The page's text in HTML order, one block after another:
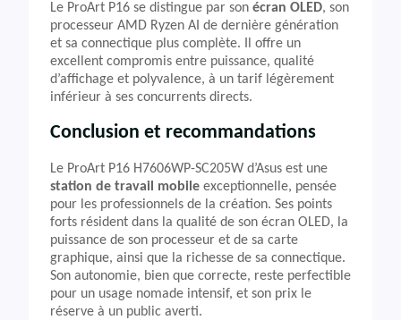
Le ProArt P16 se distingue par son écran OLED, son
processeur AMD Ryzen AI de dernière génération
et sa connectique plus complète. Il offre un
excellent compromis entre puissance, qualité
d’affichage et polyvalence, à un tarif légèrement
inférieur à ses concurrents directs.
Conclusion et recommandations
Le ProArt P16 H7606WP-SC205W d’Asus est une
station de travail mobile exceptionnelle, pensée
pour les professionnels de la création. Ses points
forts résident dans la qualité de son écran OLED, la
puissance de son processeur et de sa carte
graphique, ainsi que la richesse de sa connectique.
Son autonomie, bien que correcte, reste perfectible
pour un usage nomade intensif, et son prix le
réserve à un public averti.